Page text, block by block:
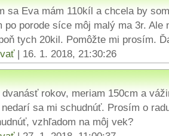
sa Eva mám 110kíl a chcela by
po porode síce môj malý ma 3r.
tych 20kil. Pomôžte mi prosím.
| 16. 1. 2018, 21:30:26
rokov, meriam 150cm a
sa mi schudnúť. Prosím o
vzhľadom na môj vek?